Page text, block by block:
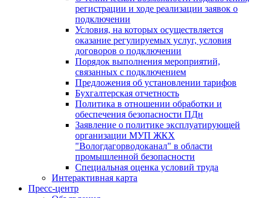
регистрации и ходе реализации заявок о
подключении
Условия, на которых осуществляется
оказание регулируемых услуг, условия
договоров о подключении
Порядок выполнения мероприятий,
связанных с подключением
Предложения об установлении тарифов
Бухгалтерская отчетность
Политика в отношении обработки и
обеспечения безопасности ПДн
Заявление о политике эксплуатирующей
организации МУП ЖКХ
"Вологдагорводоканал" в области
промышленной безопасности
Специальная оценка условий труда
Интерактивная карта
Пресс-центр